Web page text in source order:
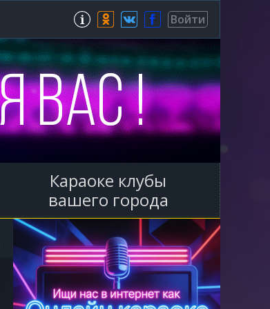
Зарегистрироваться
Войти
Караоке клубы
вашего города